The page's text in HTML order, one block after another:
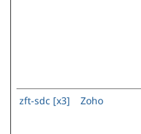
zft-sdc [x3] Zoho